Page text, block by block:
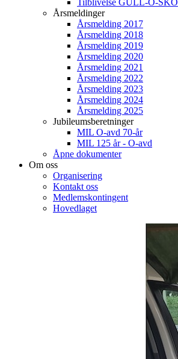
Årsmeldinger
Årsmelding 2017
Årsmelding 2018
Årsmelding 2019
Årsmelding 2020
Årsmelding 2021
Årsmelding 2022
Årsmelding 2023
Årsmelding 2024
Årsmelding 2025
Jubileumsberetninger
MIL O-avd 70-år
MIL 125 år - O-avd
Åpne dokumenter
Om oss
Organisering
Kontakt oss
Medlemskontingent
Hovedlaget